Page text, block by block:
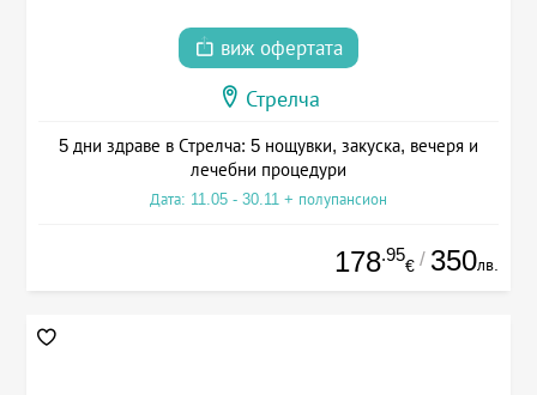
виж офертата
Стрелча
5 дни здраве в Стрелча: 5 нощувки, закуска, вечеря и
лечебни процедури
Дата: 11.05 - 30.11 + полупансион
178.95
€ / 350лв.